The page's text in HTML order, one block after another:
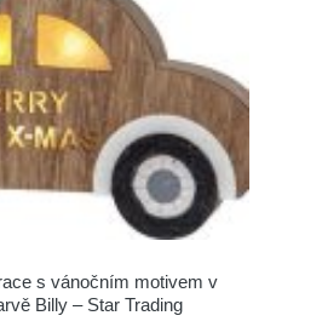
s vánočním motivem v
Billy – Star Trading